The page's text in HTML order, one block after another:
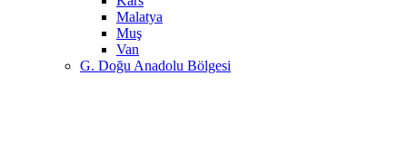
Malatya
Muş
Van
G. Doğu Anadolu Bölgesi